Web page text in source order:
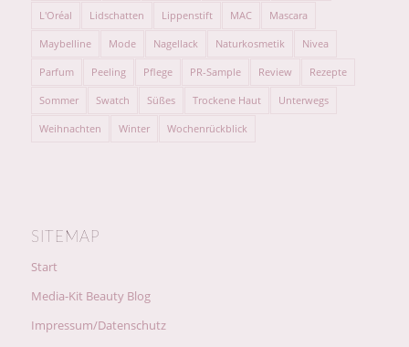
L'Oréal Lidschatten Lippenstift MAC Mascara
Maybelline Mode Nagellack Naturkosmetik Nivea
Parfum Peeling Pflege PR-Sample Review Rezepte
Sommer Swatch Süßes Trockene Haut Unterwegs
Weihnachten Winter Wochenrückblick
SITEMAP
Start
Media-Kit Beauty Blog
Impressum/Datenschutz